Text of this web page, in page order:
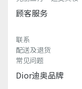
顾客服务
联系
配送及退货
常见问题
Dior迪奥品牌